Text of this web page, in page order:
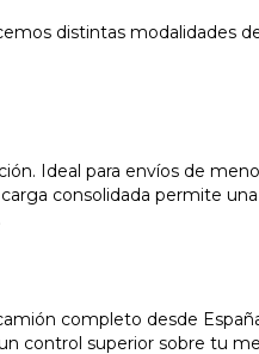
distintas modalidades
Ideal para envíos de
consolidada permite
completo desde
control superior sobre tu